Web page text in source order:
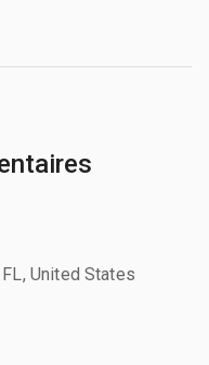
United States